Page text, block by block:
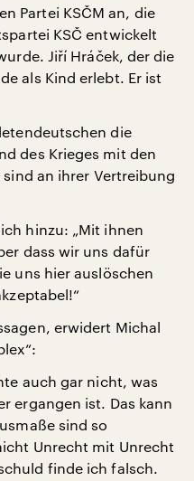
Partei KSČM an, die
KSČ entwickelt
Jiří Hráček, der die
als Kind erlebt. Er ist
die
des Krieges mit den
an ihrer Vertreibung
hinzu: „Mit ihnen
dass wir uns dafür
uns hier auslöschen
erwidert Michal
auch gar nicht, was
ergangen ist. Das kann
sind so
Unrecht mit Unrecht
finde ich falsch.